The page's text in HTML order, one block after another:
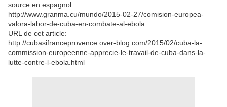
source en espagnol:
http://www.granma.cu/mundo/2015-02-27/comision-europea-
valora-labor-de-cuba-en-combate-al-ebola
URL de cet article:
http://cubasifranceprovence.over-blog.com/2015/02/cuba-la-
commission-europeenne-apprecie-le-travail-de-cuba-dans-la-
lutte-contre-l-ebola.html